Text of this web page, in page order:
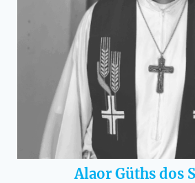
Alaor Güths dos